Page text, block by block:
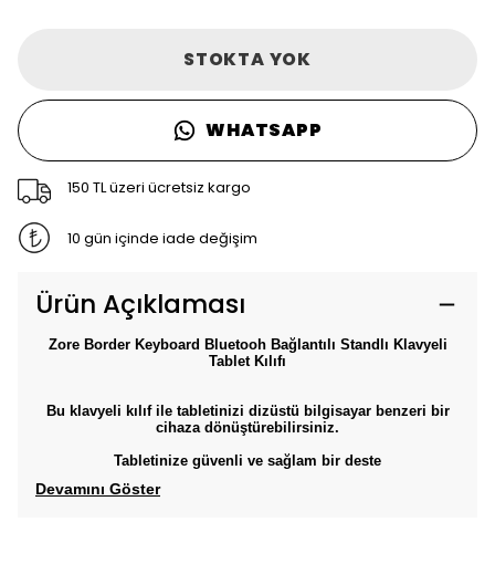
STOKTA YOK
WHATSAPP
150 TL üzeri ücretsiz kargo
10 gün içinde iade değişim
Ürün Açıklaması
Zore Border Keyboard Bluetooh Bağlantılı Standlı Klavyeli
Tablet Kılıfı
Bu klavyeli kılıf ile tabletinizi dizüstü bilgisayar benzeri bir
cihaza dönüştürebilirsiniz.
Tabletinize güvenli ve sağlam bir deste
Devamını Göster